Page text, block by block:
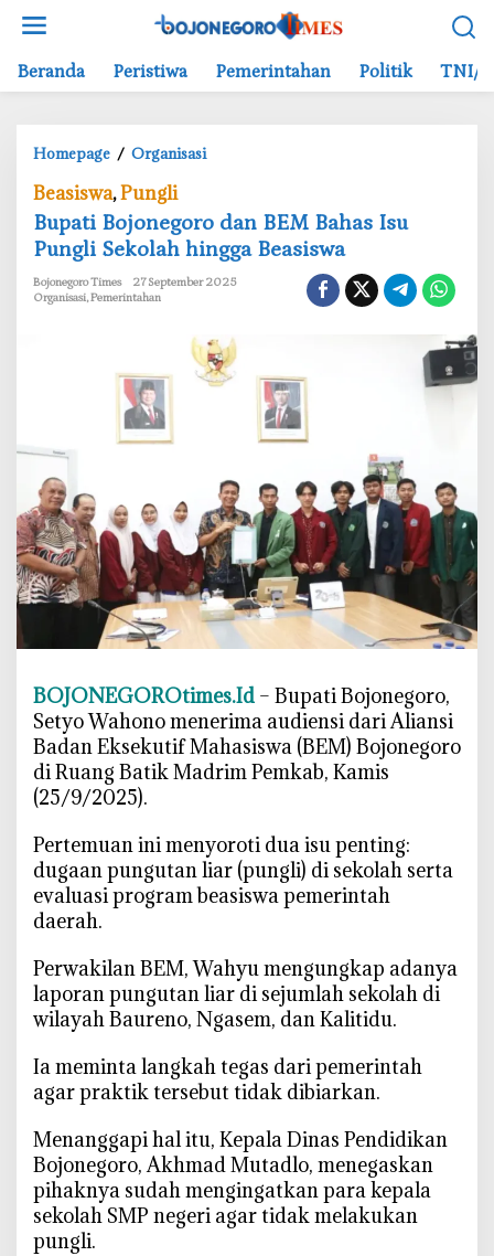
Beranda Peristiwa Pemerintahan Politik TNI/
Homepage / OrganisasiB
a
t
i
j
o
o
d
a
n
B
E
B
h
a
s
u
P
u
l
i
S
k
o
a
h
h
i
Beasiswa,Pungli
Bupati Bojonegoro dan BEM Bahas Isu
Pungli Sekolah hingga Beasiswa
Bojonegoro Times
27 September 2025
Organisasi,Pemerintahan
BOJONEGOROtimes.Id – Bupati Bojonegoro,
Setyo Wahono menerima audiensi dari Aliansi
Badan Eksekutif Mahasiswa (BEM) Bojonegoro
di Ruang Batik Madrim Pemkab, Kamis
(25/9/2025).
‎Pertemuan ini menyoroti dua isu penting:
dugaan pungutan liar (pungli) di sekolah serta
evaluasi program beasiswa pemerintah
daerah.
‎Perwakilan BEM, Wahyu mengungkap adanya
laporan pungutan liar di sejumlah sekolah di
wilayah Baureno, Ngasem, dan Kalitidu.
‎Ia meminta langkah tegas dari pemerintah
agar praktik tersebut tidak dibiarkan.
‎Menanggapi hal itu, Kepala Dinas Pendidikan
Bojonegoro, Akhmad Mutadlo, menegaskan
pihaknya sudah mengingatkan para kepala
sekolah SMP negeri agar tidak melakukan
pungli.